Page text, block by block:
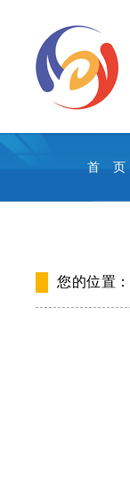
首 页
您的位置：